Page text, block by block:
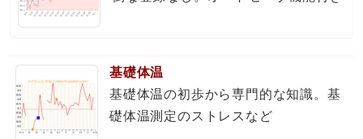
基礎体温
基礎体温の初歩から専門的な知識。基
礎体温測定のストレスなど